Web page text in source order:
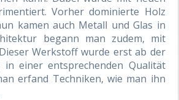
Vorher dominierte Holz
kamen auch Metall und Glas in
begann man zudem, mit
Werkstoff wurde erst ab der
in einer entsprechenden Qualität
erfand Techniken, wie man ihn